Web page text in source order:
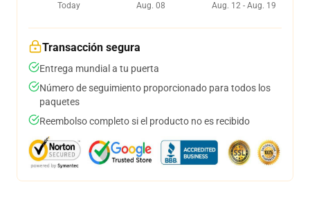
Today
Aug. 08
Aug. 12 - Aug. 19
Transacción segura
Entrega mundial a tu puerta
Número de seguimiento proporcionado para todos los
paquetes
Reembolso completo si el producto no es recibido